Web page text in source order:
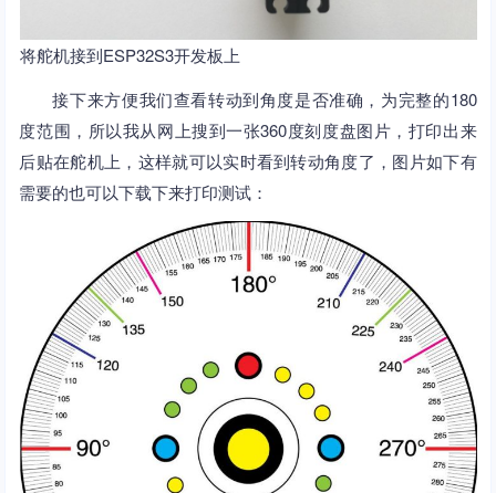
将舵机接到ESP32S3开发板上
接下来方便我们查看转动到角度是否准确，为完整的180
度范围，所以我从网上搜到一张360度刻度盘图片，打印出来
后贴在舵机上，这样就可以实时看到转动角度了，图片如下有
需要的也可以下载下来打印测试：